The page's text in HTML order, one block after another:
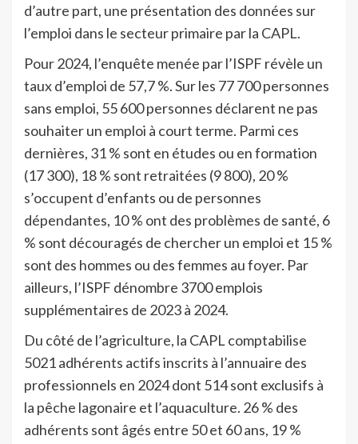
d’autre part, une présentation des données sur
l’emploi dans le secteur primaire par la CAPL.
Pour 2024, l’enquête menée par l’ISPF révèle un
taux d’emploi de 57,7 %. Sur les 77 700 personnes
sans emploi, 55 600 personnes déclarent ne pas
souhaiter un emploi à court terme. Parmi ces
dernières, 31 % sont en études ou en formation
(17 300), 18 % sont retraitées (9 800), 20 %
s’occupent d’enfants ou de personnes
dépendantes, 10 % ont des problèmes de santé, 6
% sont découragés de chercher un emploi et 15 %
sont des hommes ou des femmes au foyer. Par
ailleurs, l’ISPF dénombre 3700 emplois
supplémentaires de 2023 à 2024.
Du côté de l’agriculture, la CAPL comptabilise
5021 adhérents actifs inscrits à l’annuaire des
professionnels en 2024 dont 514 sont exclusifs à
la pêche lagonaire et l’aquaculture. 26 % des
adhérents sont âgés entre 50 et 60 ans, 19 %